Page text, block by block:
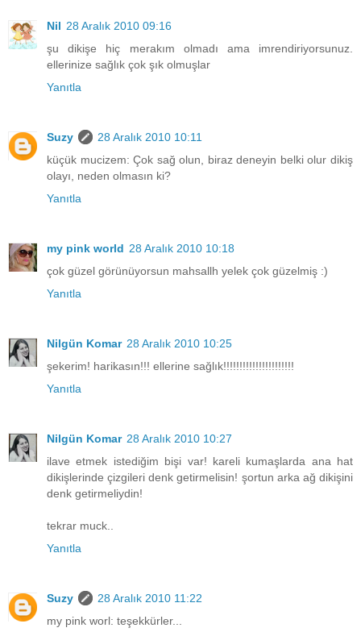
Nil 28 Aralık 2010 09:16
şu dikişe hiç merakım olmadı ama imrendiriyorsunuz.
ellerinize sağlık çok şık olmuşlar
Yanıtla
Suzy
28 Aralık 2010 10:11
küçük mucizem: Çok sağ olun, biraz deneyin belki olur dikiş
olayı, neden olmasın ki?
Yanıtla
my pink world 28 Aralık 2010 10:18
çok güzel görünüyorsun mahsallh yelek çok güzelmiş :)
Yanıtla
Nilgün Komar 28 Aralık 2010 10:25
şekerim! harikasın!!! ellerine sağlık!!!!!!!!!!!!!!!!!!!!!!
Yanıtla
Nilgün Komar 28 Aralık 2010 10:27
ilave etmek istediğim bişi var! kareli kumaşlarda ana hat
dikişlerinde çizgileri denk getirmelisin! şortun arka ağ dikişini
denk getirmeliydin!
tekrar muck..
Yanıtla
Suzy
28 Aralık 2010 11:22
my pink worl: teşekkürler...